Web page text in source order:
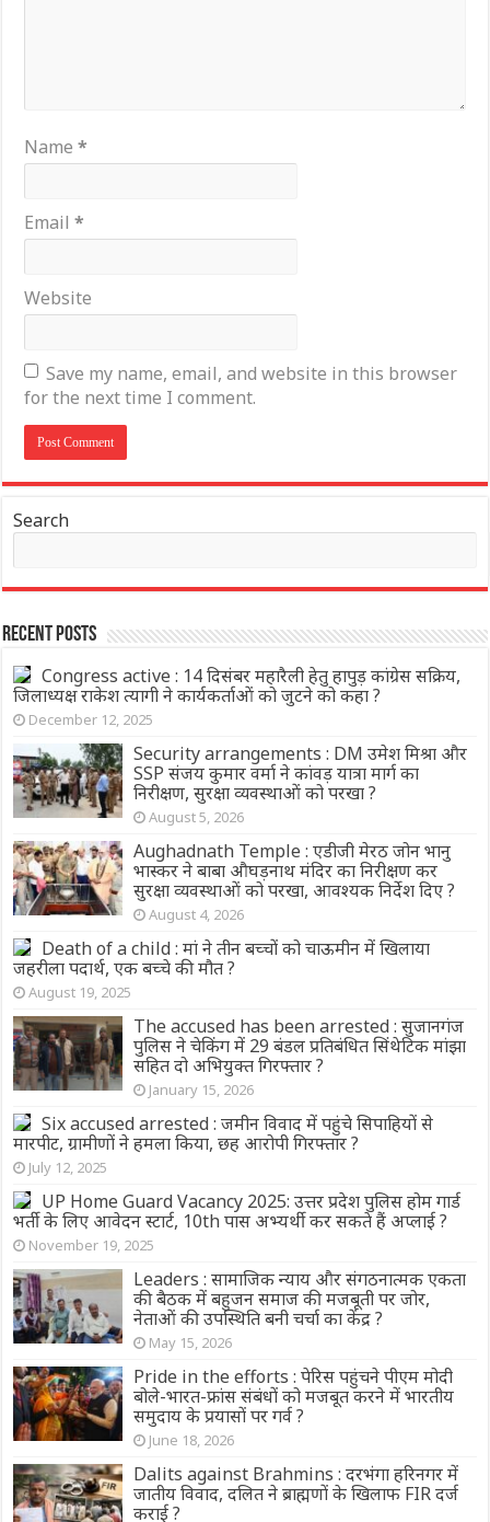
Name*
Email*
Website
Save my name, email, and website in this browser
for the next time I comment.
Search
Recent Posts
Congress active : 14 दिसंबर महारैली हेतु हापुड़ कांग्रेस सक्रिय,
जिलाध्यक्ष राकेश त्यागी ने कार्यकर्ताओं को जुटने को कहा ?
December 12, 2025
Security arrangements : DM उमेश मिश्रा और
SSP संजय कुमार वर्मा ने कांवड़ यात्रा मार्ग का
निरीक्षण, सुरक्षा व्यवस्थाओं को परखा ?
August 5, 2026
Aughadnath Temple : एडीजी मेरठ जोन भानु
भास्कर ने बाबा औघड़नाथ मंदिर का निरीक्षण कर
सुरक्षा व्यवस्थाओं को परखा, आवश्यक निर्देश दिए ?
August 4, 2026
Death of a child : मां ने तीन बच्चों को चाऊमीन में खिलाया
जहरीला पदार्थ, एक बच्चे की मौत ?
August 19, 2025
The accused has been arrested : सुजानगंज
पुलिस ने चेकिंग में 29 बंडल प्रतिबंधित सिंथेटिक मांझा
सहित दो अभियुक्त गिरफ्तार ?
January 15, 2026
Six accused arrested : जमीन विवाद में पहुंचे सिपाहियों से
मारपीट, ग्रामीणों ने हमला किया, छह आरोपी गिरफ्तार ?
July 12, 2025
UP Home Guard Vacancy 2025: उत्तर प्रदेश पुलिस होम गार्ड
भर्ती के लिए आवेदन स्टार्ट, 10th पास अभ्यर्थी कर सकते हैं अप्लाई ?
November 19, 2025
Leaders : सामाजिक न्याय और संगठनात्मक एकता
की बैठक में बहुजन समाज की मजबूती पर जोर,
नेताओं की उपस्थिति बनी चर्चा का केंद्र ?
May 15, 2026
Pride in the efforts : पेरिस पहुंचने पीएम मोदी
बोले-भारत-फ्रांस संबंधों को मजबूत करने में भारतीय
समुदाय के प्रयासों पर गर्व ?
June 18, 2026
Dalits against Brahmins : दरभंगा हरिनगर में
जातीय विवाद, दलित ने ब्राह्मणों के खिलाफ FIR दर्ज
कराई ?